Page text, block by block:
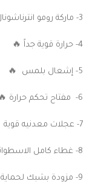
3- ماركة رومو انترناشونال العالمية 🔥
4- حرارة قوية جداً 🔥
5- إشعال بلمس 🔥
6- مفتاح تحكم حرارة 🔥
7- عجلات معدنيه قوية 🔥
8- غطاء كامل الاسطوانة 🔥
9- مزودة بشبك لحماية الأطفال 🔥